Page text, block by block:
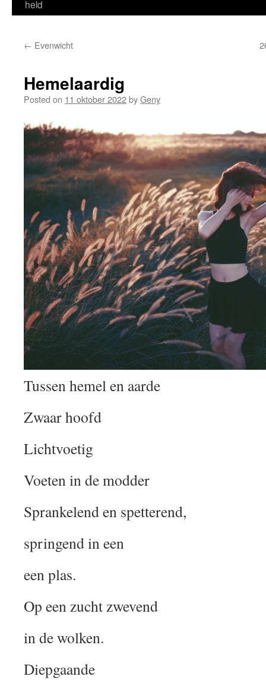
held
← Evenwicht
Hemelaardig
Posted on 11 oktober 2022byGeny
Tussen hemel en aarde
Zwaar hoofd
Lichtvoetig
Voeten in de modder
Sprankelend en spetterend,
springend in een
een plas.
Op een zucht zwevend
in de wolken.
Diepgaande